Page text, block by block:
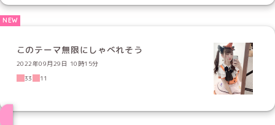
このテーマ無限にしゃべれそう
2022年09月29日 10時15分
33
11